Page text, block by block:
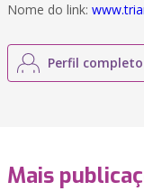
Nome do link:
Perfil completo
Mais